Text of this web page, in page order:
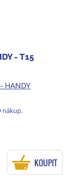
- T15
HANDY
nákup.
KOUPIT